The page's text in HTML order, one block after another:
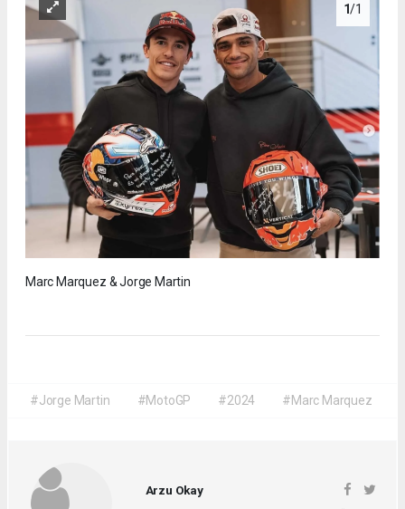
1/1
Marc Marquez & Jorge Martin
#Jorge Martin #MotoGP #2024 #Marc Marquez
Arzu Okay